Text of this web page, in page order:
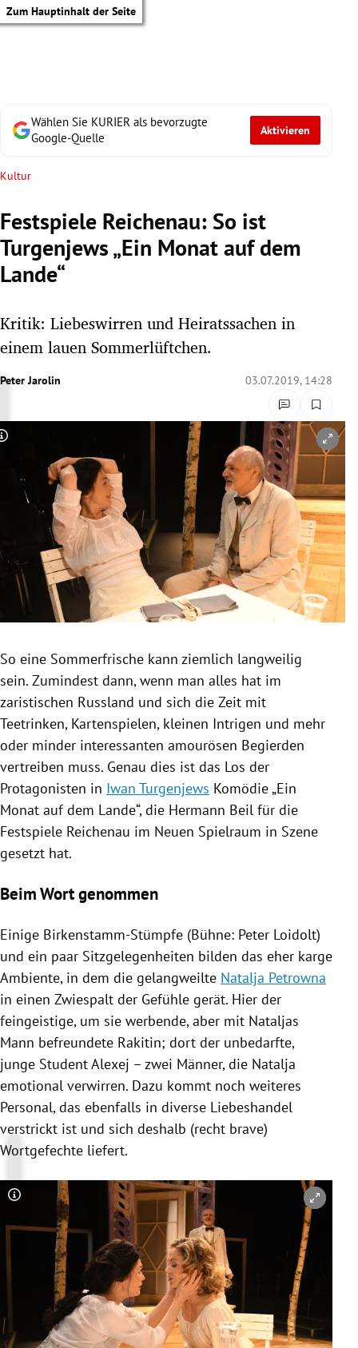
Zum Hauptinhalt der Seite
Untermenü
Untermenü
Untermenü
Untermenü
Untermenü
Untermenü
Wählen Sie KURIER als bevorzugte
Google-Quelle
Aktivieren
Kultur
Festspiele Reichenau: So ist
Turgenjews „Ein Monat auf dem
Lande“
Kritik: Liebeswirren und Heiratssachen in
einem lauen Sommerlüftchen.
Peter Jarolin 03.07.2019, 14:28
Copyright-Hinweis öffnen/schließen
So eine Sommerfrische kann ziemlich langweilig
sein. Zumindest dann, wenn man alles hat im
zaristischen Russland und sich die Zeit mit
Teetrinken, Kartenspielen, kleinen Intrigen und mehr
oder minder interessanten amourösen Begierden
vertreiben muss. Genau dies ist das Los der
Protagonisten in Iwan Turgenjews Komödie „Ein
Monat auf dem Lande“, die Hermann Beil für die
Festspiele Reichenau im Neuen Spielraum in Szene
gesetzt hat.
Beim Wort genommen
Einige Birkenstamm-Stümpfe (Bühne: Peter Loidolt)
und ein paar Sitzgelegenheiten bilden das eher karge
Ambiente, in dem die gelangweilte Natalja Petrowna
in einen Zwiespalt der Gefühle gerät. Hier der
feingeistige, um sie werbende, aber mit Nataljas
Mann befreundete Rakitin; dort der unbedarfte,
junge Student Alexej – zwei Männer, die Natalja
emotional verwirren. Dazu kommt noch weiteres
Personal, das ebenfalls in diverse Liebeshandel
verstrickt ist und sich deshalb (recht brave)
Wortgefechte liefert.
Copyright-Hinweis öffnen/schließen